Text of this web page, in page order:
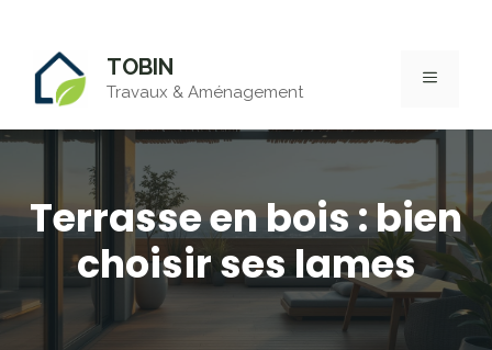
contenu
TOBIN
Travaux & Aménagement
MENU
Terrasse en bois : bien
choisir ses lames